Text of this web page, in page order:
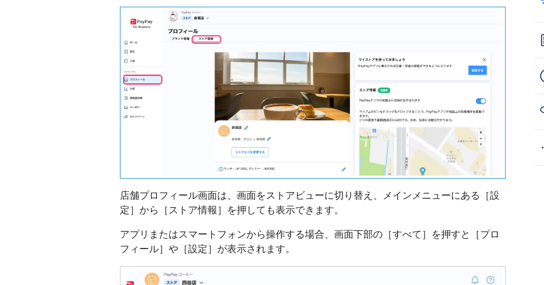
店舗プロフィール画面は、画面をストアビューに切り替え、メインメニューにある［設
定］から［ストア情報］を押しても表示できます。
アプリまたはスマートフォンから操作する場合、画面下部の［すべて］を押すと［プロ
フィール］や［設定］が表示されます。